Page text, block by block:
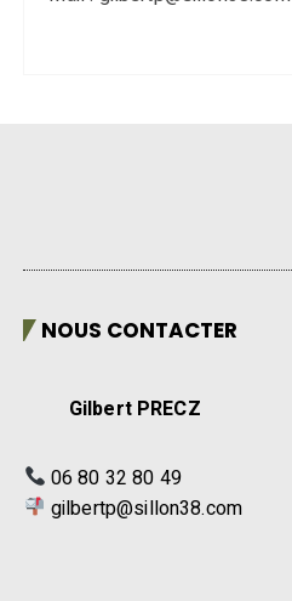
NOUS CONTACTER
Gilbert PRECZ
06 80 32 80 49
gilbertp@sillon38.com